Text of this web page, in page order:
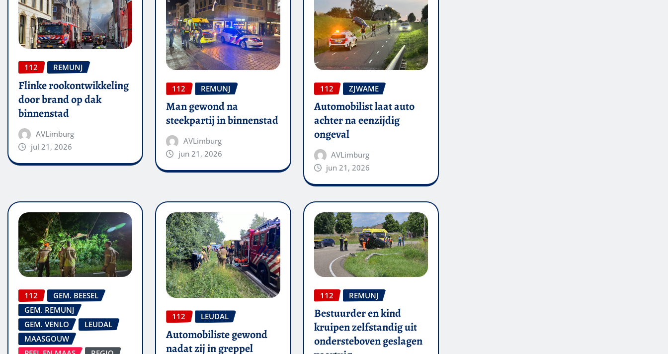
112 REMUNJ
Flinke rookontwikkeling
door brand op dak
binnenstad
AVLimburg
jul 21, 2026
112 REMUNJ
Man gewond na
steekpartij in binnenstad
AVLimburg
jun 21, 2026
112 ZJWAME
Automobilist laat auto
achter na eenzijdig
ongeval
AVLimburg
jun 21, 2026
112
GEM. BEESEL
GEM. REMUNJ
GEM. VENLO
LEUDAL
MAASGOUW
112 LEUDAL
Automobiliste gewond
nadat zij in greppel
112 REMUNJ
Bestuurder en kind
kruipen zelfstandig uit
ondersteboven geslagen